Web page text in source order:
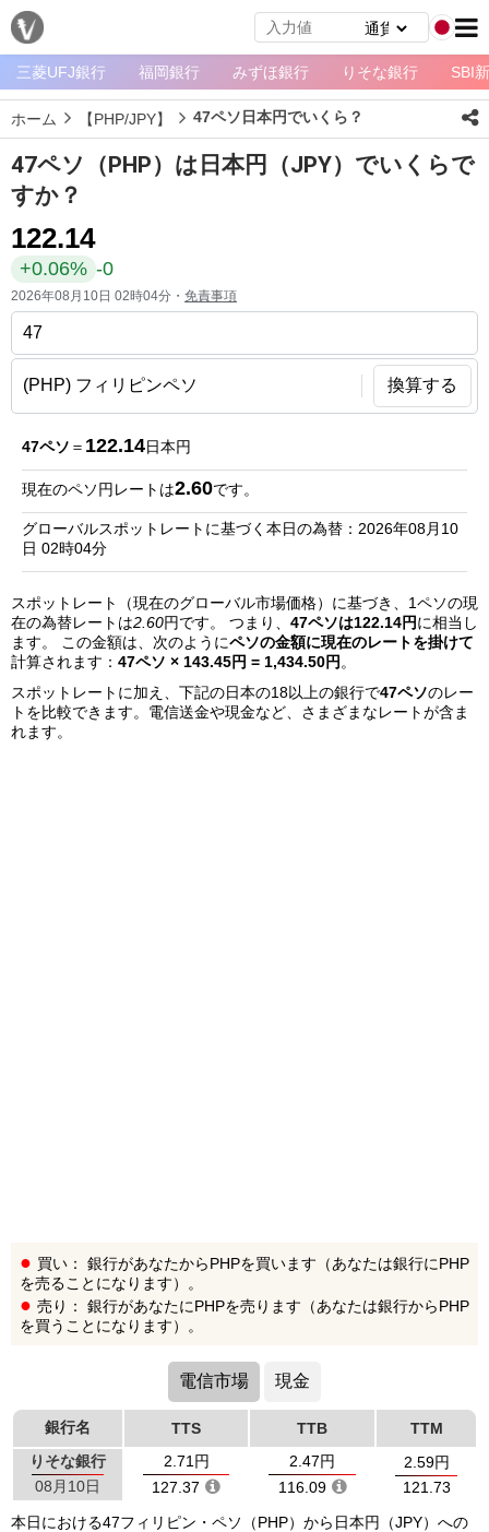
メ
ニ
ュ
ー
ホ
ム
ペ
ー
ジ
通
貨
一
覧
銀
行
リ
ス
ト
三菱UFJ銀行 福岡銀行 みずほ銀行 りそな銀行 SBI
ホーム 【PHP/JPY】 47ペソ日本円でいくら？
47ペソ（PHP）は日本円（JPY）でいくらで
すか？
122.14
+0.06% -0
2026年08月10日 02時04分・ 免責事項
換算する
47ペソ ＝ 122.14日本円
現在のペソ円レートは2.60です。
グローバルスポットレートに基づく本日の為替：2026年08月10
日 02時04分
スポットレート（現在のグローバル市場価格）に基づき、1ペソの現
在の為替レートは2.60円です。 つまり、 47ペソは122.14円に相当し
ます。 この金額は、次のようにペソの金額に現在のレートを掛けて
計算されます： 47ペソ × 143.45円 = 1,434.50円 。
スポットレートに加え、下記の日本の18以上の銀行で47ペソのレー
トを比較できます。電信送金や現金など、さまざまなレートが含ま
れます。
買い： 銀行があなたからPHPを買います（あなたは銀行にPHP
を売ることになります）。
売り： 銀行があなたにPHPを売ります（あなたは銀行からPHP
を買うことになります）。
電信市場 現金
銀行名 TTS TTB
TTM
りそな銀行
08月10日
2.71円
127.37
2.47円
116.09
2.59円
121.73
本日における47フィリピン・ペソ（PHP）から日本円（JPY）への